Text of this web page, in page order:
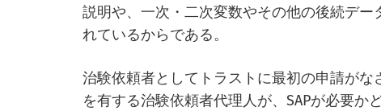
説明や、一次・二次変数やその他の後続デ
れているからである。
治験依頼者としてトラストに最初の申請が
を有する治験依頼者代理人が、SAPが必要か